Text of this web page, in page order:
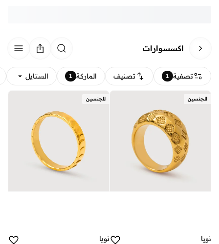
اكسسوارات
تصفية 1 تصنيف الماركة 1 الستايل
للجنسين
نويا
للجنسين
نويا